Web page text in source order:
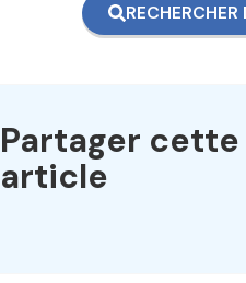
Partager cette
article